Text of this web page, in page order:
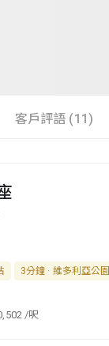
客戶評語 (11)
3分鐘 · 維多利亞公園
/呎